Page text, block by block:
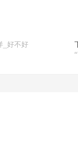
_好不好